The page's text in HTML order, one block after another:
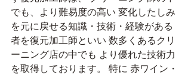
でも、より難易度の高い 変化したしみ
を元に戻せる知識・技術・経験がある
者を復元加工師といい 数多くあるクリ
ーニング店の中でも より優れた技術力
を取得しております。 特に 赤ワイン・